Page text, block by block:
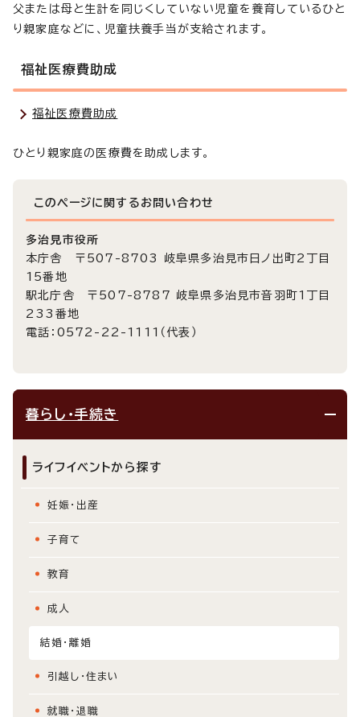
父または母と生計を同じくしていない児童を養育しているひと
り親家庭などに、児童扶養手当が支給されます。
福祉医療費助成
福祉医療費助成
ひとり親家庭の医療費を助成します。
このページに関する お問い合わせ
多治見市役所
本庁舎 〒507-8703 岐阜県多治見市日ノ出町2丁目
15番地
駅北庁舎 〒507-8787 岐阜県多治見市音羽町1丁目
233番地
電話：0572-22-1111（代表）
暮らし・手続き
ライフイベントから探す
妊娠・出産
子育て
教育
成人
結婚・離婚
引越し・住まい
就職・退職